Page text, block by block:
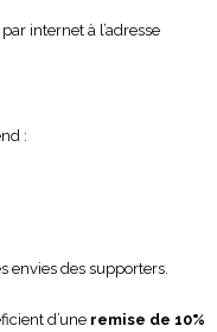
internet à l’adresse
:
envies des supporters.
d’une remise de 10%